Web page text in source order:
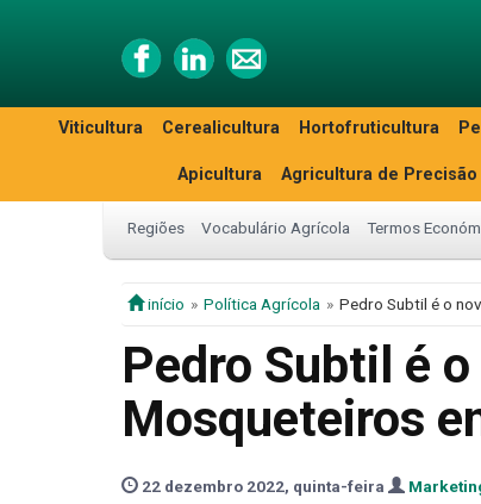
Viticultura Cerealicultura Hortofruticultura
Apicultura Agricultura de Precisão
Regiões Vocabulário Agrícola Termos
início Política Agrícola Pedro Subtil é o
Pedro Subtil é
Mosqueteiros
22 dezembro 2022, quinta-feira